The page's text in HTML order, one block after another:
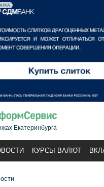
Екатеринбурга
КУРСЫ ВАЛЮТ